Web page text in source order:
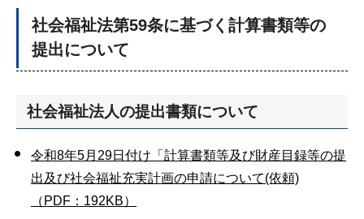
社会福祉法第59条に基づく計算書類等の
提出について
社会福祉法人の提出書類について
令和8年5月29日付け「計算書類等及び財産目録等の提
出及び社会福祉充実計画の申請について(依頼)
（PDF：192KB）